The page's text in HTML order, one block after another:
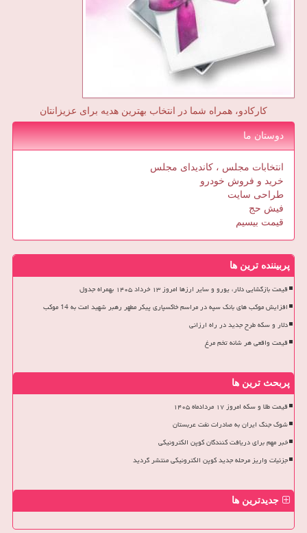
کارکادو، همراه شما در انتخاب بهترین هدیه برای عزیزانتان
دوستان ما
انتخابات مجلس ، کاندیدای مجلس
خرید و فروش خودرو
طراحی سایت
فیش حج
قیمت بیسیم
پربیننده ترین ها
قیمت بازگشایی دلار، یورو و سایر ارزها امروز ۱۳ خرداد ۱۴۰۵ بهمراه جدول
افزایش موکب های بانک سپه در مراسم خاکسپاری پیکر مطهر رهبر شهید امت به 14 موکب
دلار و سکه طرح جدید در راه ارزانی
قیمت واقعی هر شانه تخم مرغ
پربحث ترین ها
قیمت طلا و سکه امروز ۱۷ مردادماه ۱۴۰۵
شوک جنگ ایران به صادرات نفت عربستان
خبر مهم برای دریافت کنندگان کوپن الکترونیکی
جزئیات واریز مرحله جدید کوپن الکترونیکی منتشر گردید
جدیدترین ها